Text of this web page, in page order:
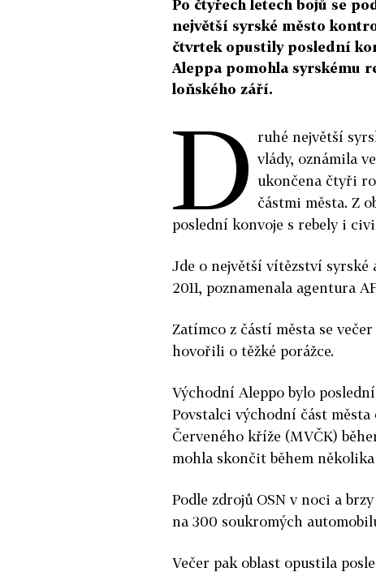
Po čtyřech letech bojů se
největší syrské město
čtvrtek opustily poslední
Aleppa pomohla syrskému
loňského září.
D ruhé největší
vlády, oznámila
ukončena čtyři
částmi města. Z
poslední konvoje s rebely i
Jde o největší vítězství syrské
2011, poznamenala agentura
Zatímco z částí města se
hovořili o těžké porážce.
Východní Aleppo bylo
Povstalci východní část
Červeného kříže (MVČK)
mohla skončit během
Podle zdrojů OSN v noci a
na 300 soukromých
Večer pak oblast opustila